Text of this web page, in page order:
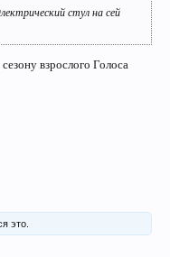
стул на сей
взрослого Голоса
это.